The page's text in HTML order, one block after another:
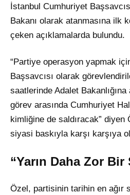
İstanbul Cumhuriyet
Bakanı olarak atanmasına ilk
çeken açıklamalarda bulundu.
“Partiye operasyon yapmak
Başsavcısı olarak
saatlerinde Adalet
görev arasında Cumhuriyet
kimliğine de saldıracak” diyen
siyasi baskıyla karşı karşıya
“Yarın Daha Zor Bir
Özel, partisinin tarihin en ağır